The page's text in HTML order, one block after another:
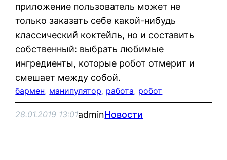
приложение пользователь может не
только заказать себе какой-нибудь
классический коктейль, но и составить
собственный: выбрать любимые
ингредиенты, которые робот отмерит и
смешает между собой.
бармен, манипулятор, работа, робот
28.01.2019 13:01adminНовости